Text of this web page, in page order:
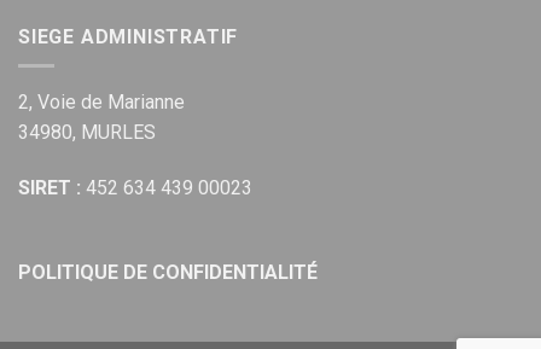
SIEGE ADMINISTRATIF
2, Voie de Marianne
34980, MURLES
SIRET : 452 634 439 00023
POLITIQUE DE CONFIDENTIALITÉ